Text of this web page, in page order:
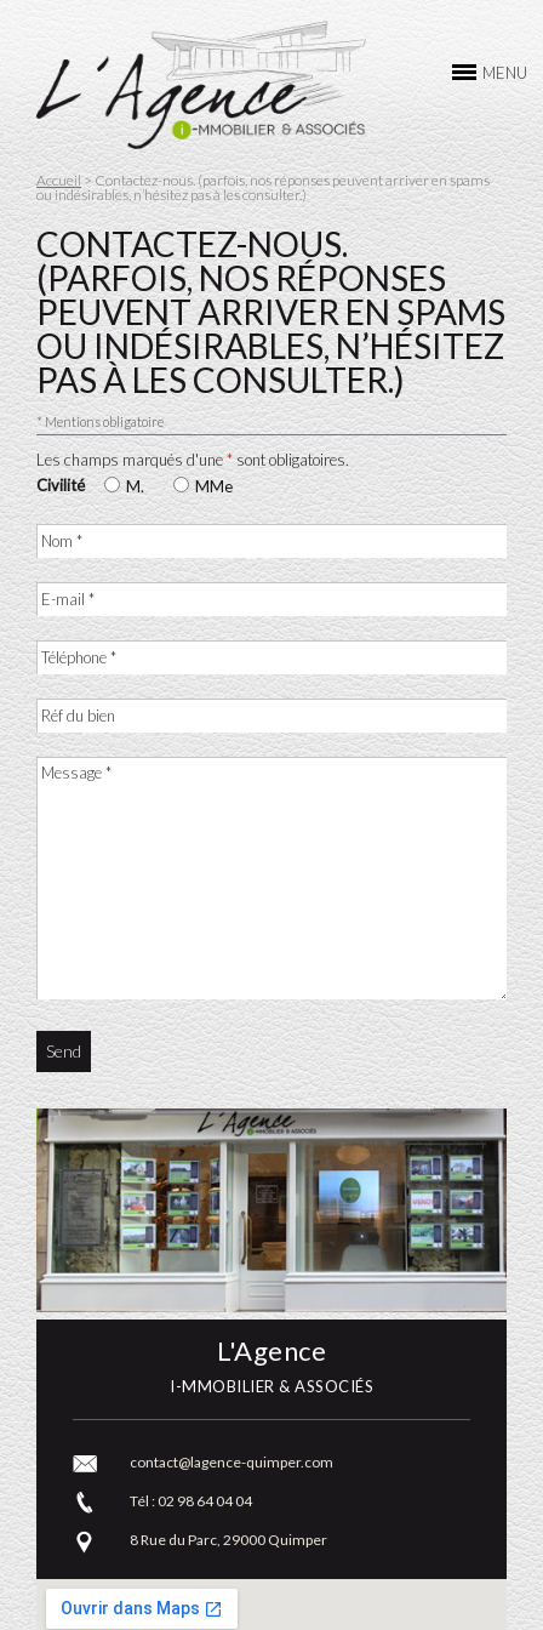
MENU
Accueil > Contactez-nous. (parfois, nos réponses peuvent arriver en spams
ou indésirables, n’hésitez pas à les consulter.)
CONTACTEZ-NOUS.
(PARFOIS, NOS RÉPONSES
PEUVENT ARRIVER EN SPAMS
OU INDÉSIRABLES, N’HÉSITEZ
PAS À LES CONSULTER.)
* Mentions obligatoire
Les champs marqués d'une*sont obligatoires.
Civilité
M. MMe
L'Agence
I-MMOBILIER & ASSOCIÉS
contact@lagence-quimper.com
Tél : 02 98 64 04 04
8 Rue du Parc, 29000 Quimper
L’AGENCE
ACHAT
VENTE
LOCATION
GESTION
CONTACTEZ-NOUS